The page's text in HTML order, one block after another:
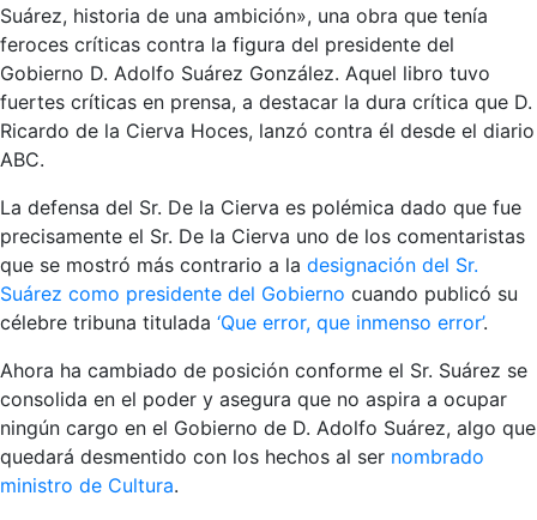
Suárez, historia de una ambición», una obra que tenía
feroces críticas contra la figura del presidente del
Gobierno D. Adolfo Suárez González. Aquel libro tuvo
fuertes críticas en prensa, a destacar la dura crítica que D.
Ricardo de la Cierva Hoces, lanzó contra él desde el diario
ABC.
La defensa del Sr. De la Cierva es polémica dado que fue
precisamente el Sr. De la Cierva uno de los comentaristas
que se mostró más contrario a la designación del Sr.
Suárez como presidente del Gobierno cuando publicó su
célebre tribuna titulada ‘Que error, que inmenso error’.
Ahora ha cambiado de posición conforme el Sr. Suárez se
consolida en el poder y asegura que no aspira a ocupar
ningún cargo en el Gobierno de D. Adolfo Suárez, algo que
quedará desmentido con los hechos al ser nombrado
ministro de Cultura.